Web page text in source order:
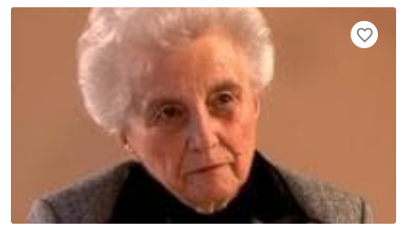
favorite_border